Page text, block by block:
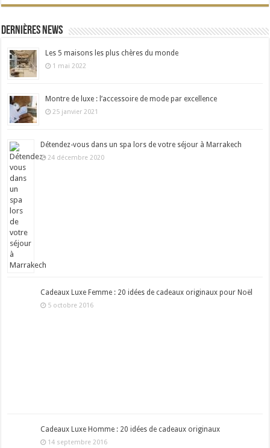
Dernières news
Les 5 maisons les plus chères du monde
1 mai 2022
Montre de luxe : l’accessoire de mode par excellence
25 janvier 2021
Détendez-vous dans un spa lors de votre séjour à Marrakech
24 décembre 2020
Cadeaux Luxe Femme : 20 idées de cadeaux originaux pour Noël
5 octobre 2016
Cadeaux Luxe Homme : 20 idées de cadeaux originaux
14 septembre 2016